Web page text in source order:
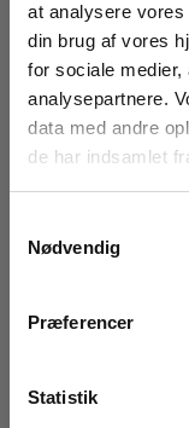
at analysere
din brug af vores
for sociale medier,
analysepartnere.
data med andre
de har indsamlet
Nødvendig
Præferencer
Statistik
Snart på lager